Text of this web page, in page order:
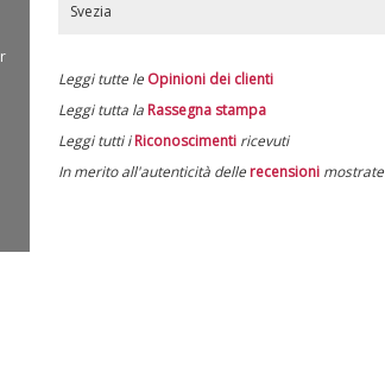
Svezia
Leggi tutte le Opinioni dei clienti
Leggi tutta la Rassegna stampa
Leggi tutti iRiconoscimentiricevuti
In merito all'autenticità delle recensionimostrate